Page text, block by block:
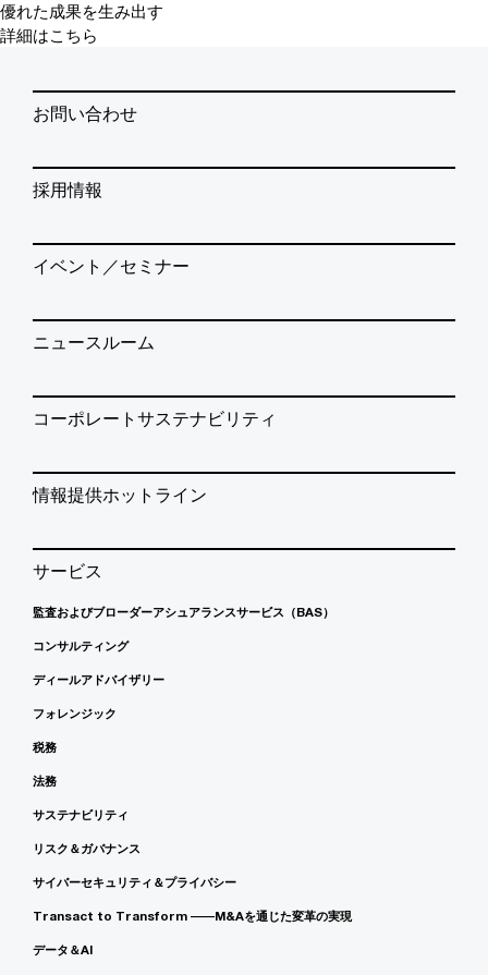
優れた成果を生み出す
詳細はこちら
お問い合わせ
採用情報
イベント／セミナー
ニュースルーム
コーポレートサステナビリティ
情報提供ホットライン
サービス
監査およびブローダーアシュアランスサービス（BAS）
コンサルティング
ディールアドバイザリー
フォレンジック
税務
法務
サステナビリティ
リスク＆ガバナンス
サイバーセキュリティ＆プライバシー
Transact to Transform ――M&Aを通じた変革の実現
データ＆AI